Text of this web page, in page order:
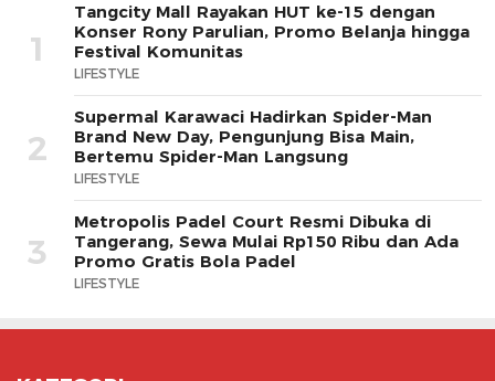
1
Tangcity Mall Rayakan HUT ke-15 dengan
Konser Rony Parulian, Promo Belanja hingga
Festival Komunitas
LIFESTYLE
2
Supermal Karawaci Hadirkan Spider-Man
Brand New Day, Pengunjung Bisa Main,
Bertemu Spider-Man Langsung
LIFESTYLE
3
Metropolis Padel Court Resmi Dibuka di
Tangerang, Sewa Mulai Rp150 Ribu dan Ada
Promo Gratis Bola Padel
LIFESTYLE